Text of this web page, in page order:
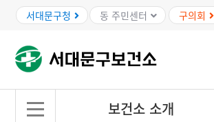
본문바로가기
서대문구청 동 주민센터 구의회
보건소 소개